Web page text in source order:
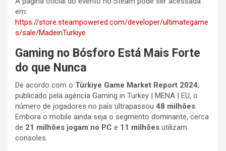
em:
https://store.steampowered.com/developer/ultimategame
s/sale/MadeinTurkiye
Gaming no Bósforo Está Mais Forte
do que Nunca
De acordo com o Türkiye Game Market Report 2024,
publicado pela agência Gaming in Turkey | MENA | EU, o
número de jogadores no país ultrapassou 48 milhões.
Embora o mobile ainda seja o segmento dominante, cerca
de 21 milhões jogam no PC e 11 milhões utilizam
consoles.